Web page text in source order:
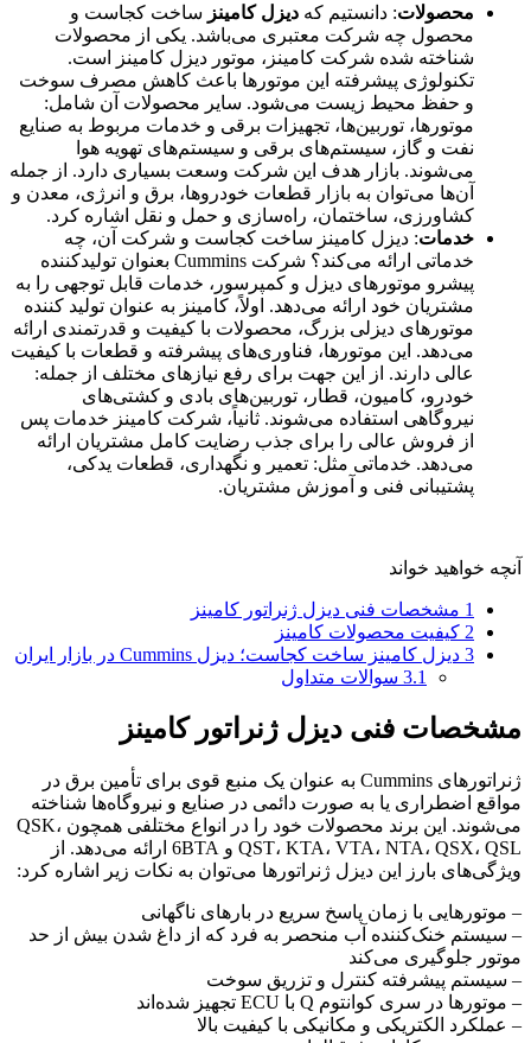
محصولات: دانستیم که دیزل کامینز ساخت کجاست و
محصول چه شرکت معتبری می‌باشد. یکی از محصولات
شناخته شده شرکت کامینز، موتور دیزل کامینز است.
تکنولوژی پیشرفته این موتورها باعث کاهش مصرف سوخت
و حفظ محیط زیست می‌شود. سایر محصولات آن شامل:
موتورها، توربین‌ها، تجهیزات برقی و خدمات مربوط به صنایع
نفت و گاز، سیستم‌های برقی و سیستم‌های تهویه هوا
می‌شوند. بازار هدف این شرکت وسعت بسیاری دارد. از جمله
آن‌ها می‌توان به بازار قطعات خودروها، برق و انرژی، معدن و
کشاورزی، ساختمان، راه‌سازی و حمل و نقل اشاره کرد.
خدمات: دیزل کامینز ساخت کجاست و شرکت آن، چه
خدماتی ارائه می‌کند؟ شرکت Cummins بعنوان تولیدکننده
پیشرو موتورهای دیزل و کمپرسور، خدمات قابل توجهی را به
مشتریان خود ارائه می‌دهد. اولاً، کامینز به عنوان تولید کننده
موتورهای دیزلی بزرگ، محصولات با کیفیت و قدرتمندی ارائه
می‌دهد. این موتورها، فناوری‌های پیشرفته و قطعات با کیفیت
عالی دارند. از این جهت برای رفع نیازهای مختلف از جمله:
خودرو، کامیون، قطار، توربین‌های بادی و کشتی‌های
نیروگاهی استفاده می‌شوند. ثانیاً، شرکت کامینز خدمات پس
از فروش عالی را برای جذب رضایت کامل مشتریان ارائه
می‌دهد. خدماتی مثل: تعمیر و نگهداری، قطعات یدکی،
پشتیبانی فنی و آموزش مشتریان.
آنچه خواهید خواند
1 مشخصات فنی دیزل ژنراتور کامینز
2 کیفیت محصولات کامینز
3 دیزل کامینز ساخت کجاست؛ دیزل Cummins در بازار ایران
3.1 سوالات متداول
مشخصات فنی دیزل ژنراتور کامینز
ژنراتورهای Cummins به عنوان یک منبع قوی برای تأمین برق در
مواقع اضطراری یا به صورت دائمی در صنایع و نیروگاه‌ها شناخته
می‌شوند. این برند محصولات خود را در انواع مختلفی همچون QSK،
QST، KTA، VTA، NTA، QSX، QSL و 6BTA ارائه می‌دهد. از
ویژگی‌های بارز این دیزل ژنراتورها می‌توان به نکات زیر اشاره کرد:
– موتورهایی با زمان پاسخ سریع در بارهای ناگهانی
– سیستم خنک‌کننده آب منحصر به فرد که از داغ شدن بیش از حد
موتور جلوگیری می‌کند
– سیستم پیشرفته کنترل و تزریق سوخت
– موتورها در سری کوانتوم Q با ECU تجهیز شده‌اند
– عملکرد الکتریکی و مکانیکی با کیفیت بالا